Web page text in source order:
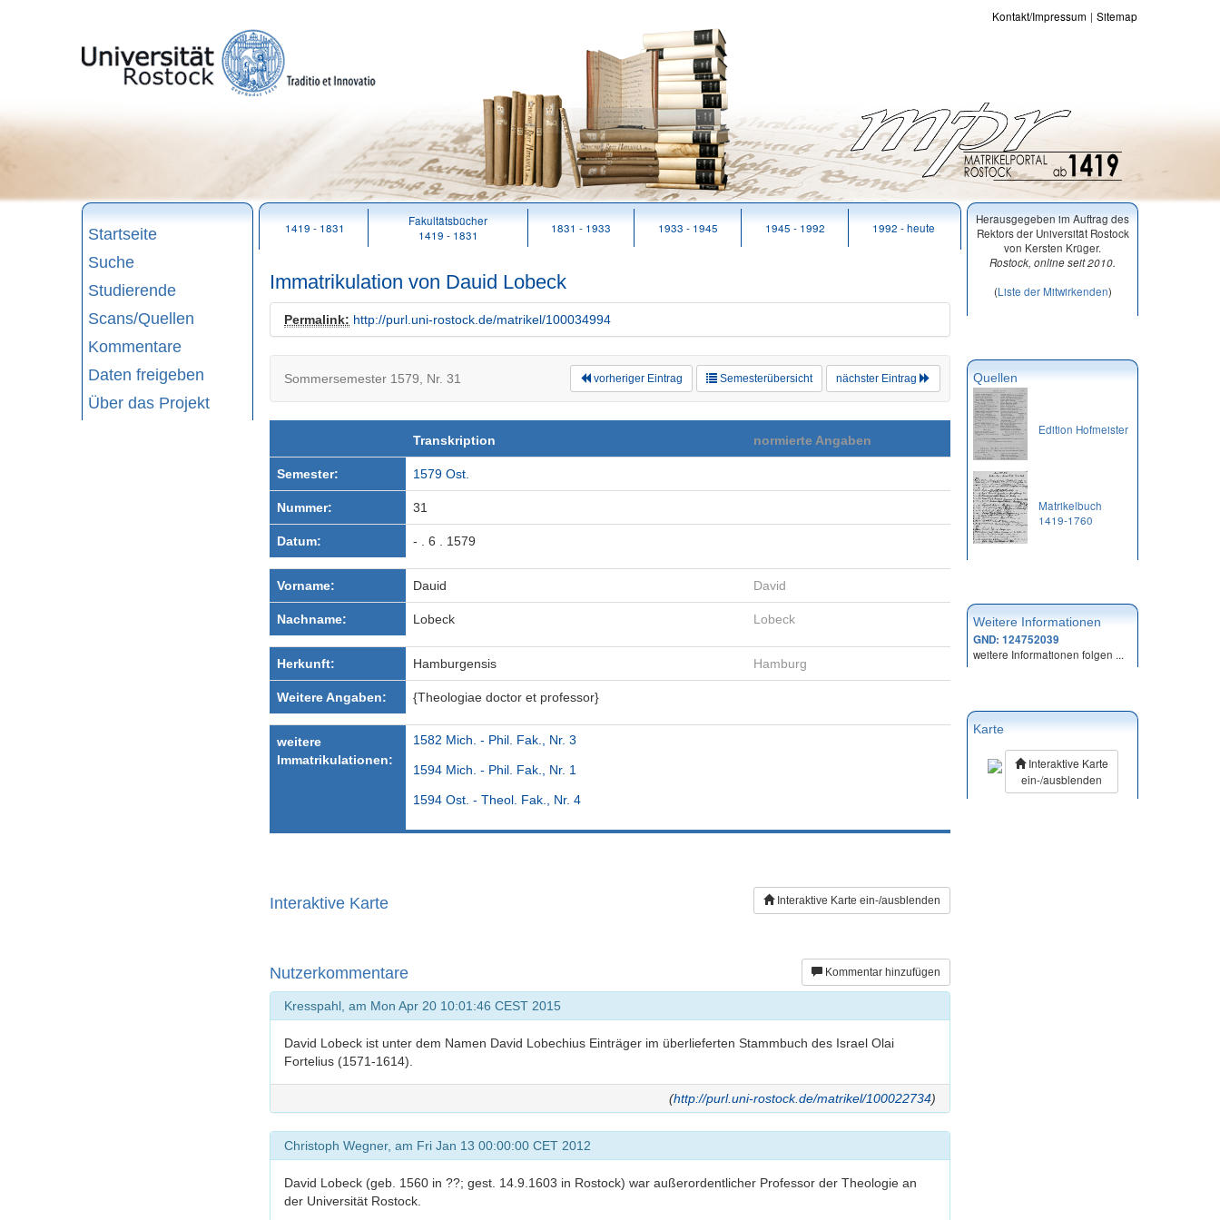
Kontakt/Impressum Sitemap
Startseite
Suche
Studierende
Scans/Quellen
Kommentare
Daten freigeben
Über das Projekt
1419 - 1831
Fakultätsbücher
1419 - 1831
1831 - 1933 1933 - 1945 1945 - 1992 1992 - heute
Immatrikulation von Dauid Lobeck
Permalink: http://purl.uni-rostock.de/matrikel/100034994
Sommersemester 1579, Nr. 31 vorheriger Eintrag Semesterübersicht nächster Eintrag
Transkription normierte Angaben
Semester: 1579 Ost.
Nummer: 31
Datum: - . 6 . 1579
Vorname: Dauid David
Nachname: Lobeck Lobeck
Herkunft: Hamburgensis Hamburg
Weitere Angaben: {Theologiae doctor et professor}
weitere
Immatrikulationen:
1582 Mich. - Phil. Fak., Nr. 3
1594 Mich. - Phil. Fak., Nr. 1
1594 Ost. - Theol. Fak., Nr. 4
Interaktive Karte ein-/ausblenden
Interaktive Karte
Kommentar hinzufügen
Nutzerkommentare
Kresspahl, am Mon Apr 20 10:01:46 CEST 2015
David Lobeck ist unter dem Namen David Lobechius Einträger im überlieferten Stammbuch des Israel Olai
Fortelius (1571-1614).
(http://purl.uni-rostock.de/matrikel/100022734)
Christoph Wegner, am Fri Jan 13 00:00:00 CET 2012
David Lobeck (geb. 1560 in ??; gest. 14.9.1603 in Rostock) war außerordentlicher Professor der Theologie an
der Universität Rostock.
Herausgegeben im Auftrag des
Rektors der Universität Rostock
von Kersten Krüger.
Rostock, online seit 2010.
(Liste der Mitwirkenden)
Quellen
Edition Hofmeister
Matrikelbuch
1419-1760
Weitere Informationen
GND: 124752039
weitere Informationen folgen ...
Karte
Interaktive Karte
ein-/ausblenden